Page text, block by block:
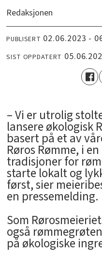
Redaksjonen
PUBLISERT 02.06.2023 -
SIST OPPDATERT
– Vi er utrolig
lansere økologisk
basert på et av
Røros Rømme, i
tradisjoner for
starte lokalt og
først, sier
en pressemelding.
Som
også
på økologiske